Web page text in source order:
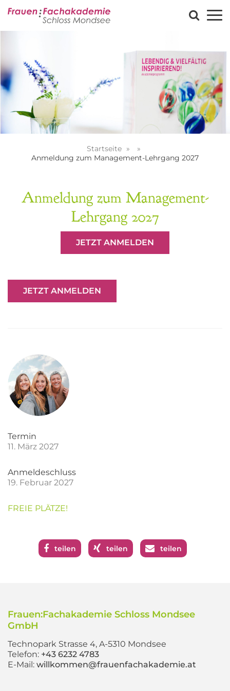
Startseite
Anmeldung zum Management-Lehrgang 2027
Anmeldung zum Management-
Lehrgang 2027
JETZT ANMELDEN
JETZT ANMELDEN
Termin
11. März 2027
Anmeldeschluss
19. Februar 2027
FREIE PLÄTZE!
teilen teilen teilen
Frauen:Fachakademie Schloss Mondsee
GmbH
Technopark Strasse 4, A-5310 Mondsee
Telefon: +43 6232 4783
E-Mail: willkommen@frauenfachakademie.at